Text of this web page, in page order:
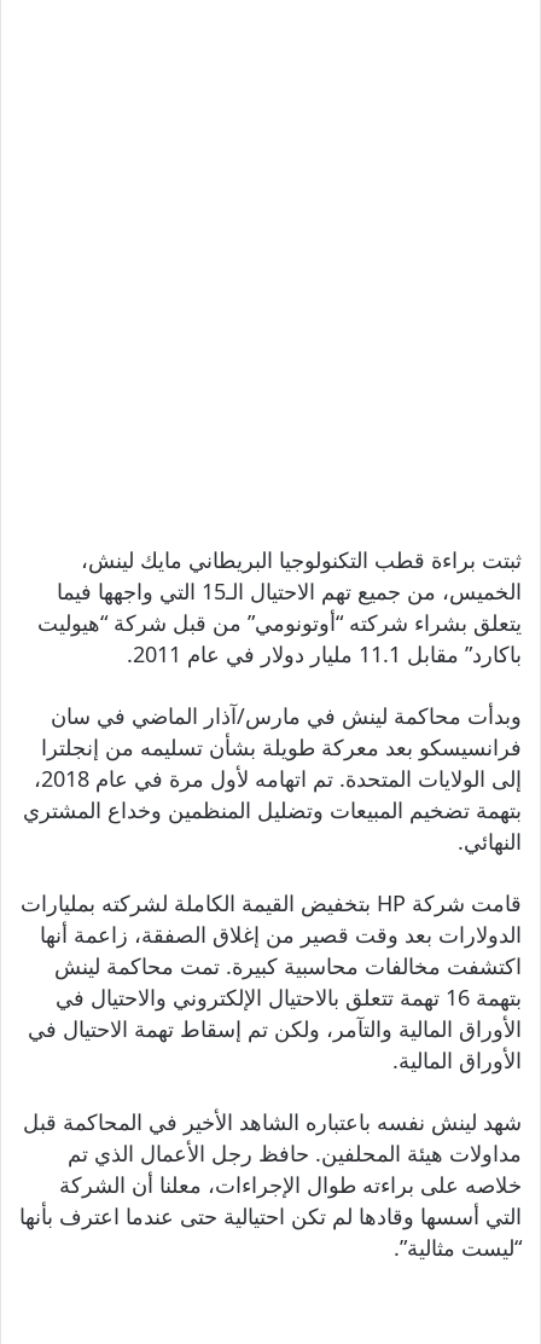
ثبتت براءة قطب التكنولوجيا البريطاني مايك لينش،
الخميس، من جميع تهم الاحتيال الـ15 التي واجهها فيما
يتعلق بشراء شركته “أوتونومي” من قبل شركة “هيوليت
باكارد” مقابل 11.1 مليار دولار في عام 2011.
وبدأت محاكمة لينش في مارس/آذار الماضي في سان
فرانسيسكو بعد معركة طويلة بشأن تسليمه من إنجلترا
إلى الولايات المتحدة. تم اتهامه لأول مرة في عام 2018،
بتهمة تضخيم المبيعات وتضليل المنظمين وخداع المشتري
النهائي.
قامت شركة HP بتخفيض القيمة الكاملة لشركته بمليارات
الدولارات بعد وقت قصير من إغلاق الصفقة، زاعمة أنها
اكتشفت مخالفات محاسبية كبيرة. تمت محاكمة لينش
بتهمة 16 تهمة تتعلق بالاحتيال الإلكتروني والاحتيال في
الأوراق المالية والتآمر، ولكن تم إسقاط تهمة الاحتيال في
الأوراق المالية.
شهد لينش نفسه باعتباره الشاهد الأخير في المحاكمة قبل
مداولات هيئة المحلفين. حافظ رجل الأعمال الذي تم
خلاصه على براءته طوال الإجراءات، معلنا أن الشركة
التي أسسها وقادها لم تكن احتيالية حتى عندما اعترف بأنها
“ليست مثالية”.